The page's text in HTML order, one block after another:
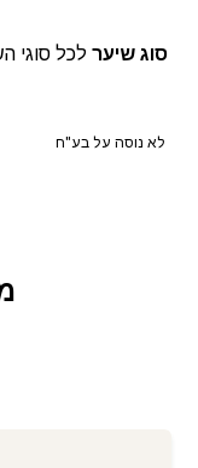
סוג שיער לכל סוגי
לא נוסה על בע"ח